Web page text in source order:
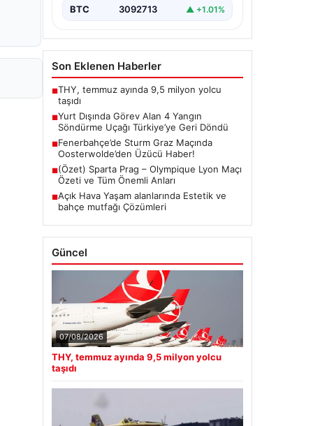
BTC 3092713 ▲ +1.01%
Son Eklenen Haberler
■THY, temmuz ayında 9,5 milyon yolcu
taşıdı
■Yurt Dışında Görev Alan 4 Yangın
Söndürme Uçağı Türkiye’ye Geri Döndü
■Fenerbahçe’de Sturm Graz Maçında
Oosterwolde’den Üzücü Haber!
■(Özet) Sparta Prag – Olympique Lyon Maçı
Özeti ve Tüm Önemli Anları
■Açık Hava Yaşam alanlarında Estetik ve
bahçe mutfağı Çözümleri
Güncel
07/08/2026
THY, temmuz ayında 9,5 milyon yolcu
taşıdı